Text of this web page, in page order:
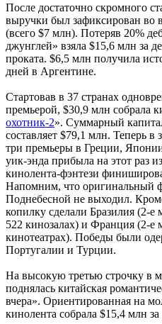
После достаточно скромного
выручки был зафиксирован во
(всего $7 млн). Потеряв 20%
джунглей» взяла $15,6 млн за
проката. $6,5 млн получила
дней в Аргентине.
Стартовав в 37 странах
премьерой, $30,9 млн собрала
охотник-2». Суммарный
составляет $79,1 млн. Теперь в
три премьеры в Греции,
уик-энда прибыла на этот раз
кинолента-фэнтези
Напомним, что оригинальный
Поднебесной не выходил.
копилку сделали Бразилия (2-е
522 кинозалах) и Франция (2-е
кинотеатрах). Победы были
Португалии и Турции.
На высокую третью строчку в
поднялась китайская
вчера». Ориентированная на
кинолента собрала $15,4 млн